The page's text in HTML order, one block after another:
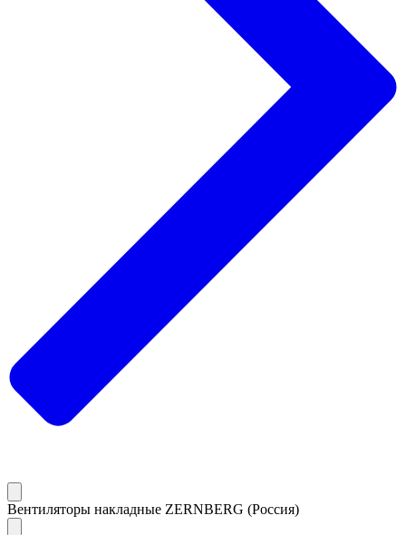
Вентиляторы накладные ZERNBERG (Россия)